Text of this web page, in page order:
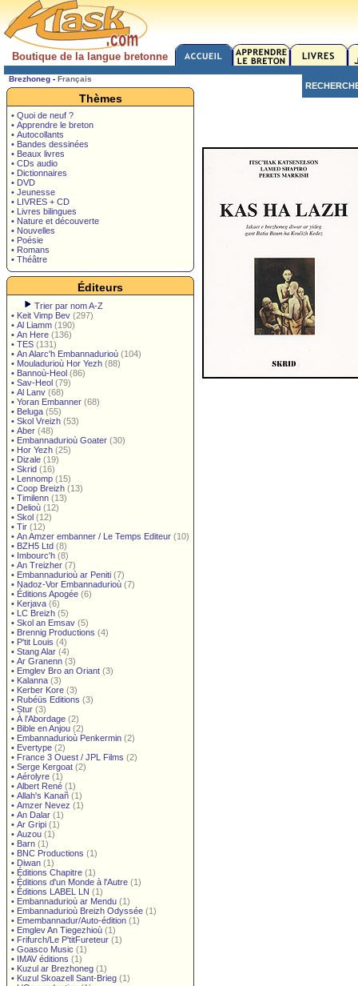
Boutique de la langue bretonne
Brezhoneg - Français
Thèmes
• Quoi de neuf ?
• Apprendre le breton
• Autocollants
• Bandes dessinées
• Beaux livres
• CDs audio
• Dictionnaires
• DVD
• Jeunesse
• LIVRES + CD
• Livres bilingues
• Nature et découverte
• Nouvelles
• Poésie
• Romans
• Théâtre
Éditeurs
Trier par nom A-Z
• Keit Vimp Bev (297)
• Al Liamm (190)
• An Here (136)
• TES (131)
• An Alarc'h Embannadurioù (104)
• Mouladurioù Hor Yezh (88)
• Bannoù-Heol (86)
• Sav-Heol (79)
• Al Lanv (68)
• Yoran Embanner (68)
• Beluga (55)
• Skol Vreizh (53)
• Aber (48)
• Embannadurioù Goater (30)
• Hor Yezh (25)
• Dizale (19)
• Skrid (16)
• Lennomp (15)
• Coop Breizh (13)
• Timilenn (13)
• Delioù (12)
• Skol (12)
• Tir (12)
• An Amzer embanner / Le Temps Editeur (10)
• BZH5 Ltd (8)
• Imbourc'h (8)
• An Treizher (7)
• Embannadurioù ar Peniti (7)
• Nadoz-Vor Embannadurioù (7)
• Éditions Apogée (6)
• Kerjava (6)
• LC Breizh (5)
• Skol an Emsav (5)
• Brennig Productions (4)
• P'tit Louis (4)
• Stang Alar (4)
• Ar Granenn (3)
• Emglev Bro an Oriant (3)
• Kalanna (3)
• Kerber Kore (3)
• Rubéüs Editions (3)
• Stur (3)
• À l'Abordage (2)
• Bible en Anjou (2)
• Embannadurioù Penkermin (2)
• Evertype (2)
• France 3 Ouest / JPL Films (2)
• Serge Kergoat (2)
• Aérolyre (1)
• Albert René (1)
• Allah's Kanañ (1)
• Amzer Nevez (1)
• An Dalar (1)
• Ar Gripi (1)
• Auzou (1)
• Barn (1)
• BNC Productions (1)
• Diwan (1)
• Éditions Chapitre (1)
• Éditions d'un Monde à l'Autre (1)
• Éditions LABEL LN (1)
• Embannadurioù ar Mendu (1)
• Embannadurioù Breizh Odyssée (1)
• Emembannadur/Auto-édition (1)
• Emglev An Tiegezhioù (1)
• Frifurch/Le P'titFureteur (1)
• Goasco Music (1)
• IMAV éditions (1)
• Kuzul ar Brezhoneg (1)
• Kuzul Skoazell Sant-Brieg (1)